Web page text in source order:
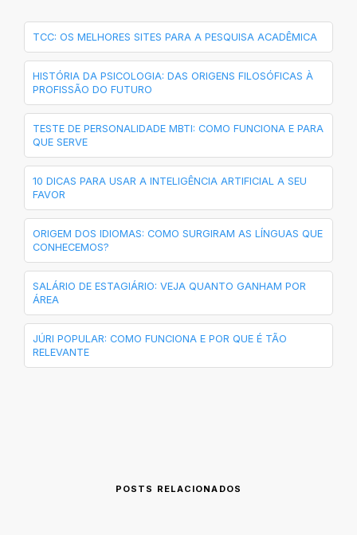
TCC: OS MELHORES SITES PARA A PESQUISA ACADÊMICA
HISTÓRIA DA PSICOLOGIA: DAS ORIGENS FILOSÓFICAS À
PROFISSÃO DO FUTURO
TESTE DE PERSONALIDADE MBTI: COMO FUNCIONA E PARA
QUE SERVE
10 DICAS PARA USAR A INTELIGÊNCIA ARTIFICIAL A SEU
FAVOR
ORIGEM DOS IDIOMAS: COMO SURGIRAM AS LÍNGUAS QUE
CONHECEMOS?
SALÁRIO DE ESTAGIÁRIO: VEJA QUANTO GANHAM POR
ÁREA
JÚRI POPULAR: COMO FUNCIONA E POR QUE É TÃO
RELEVANTE
POSTS RELACIONADOS